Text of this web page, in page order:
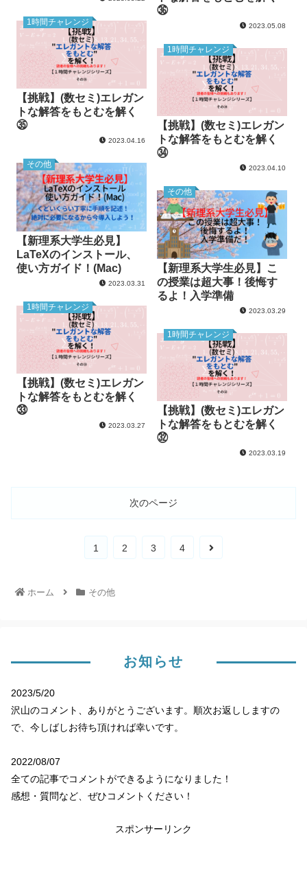
㊱
2023.05.08
1時間チャレンジ
【挑戦】(数セミ)エレガン
トな解答をもとむを解く
㉟
2023.04.16
1時間チャレンジ
【挑戦】(数セミ)エレガン
トな解答をもとむを解く
㉞
2023.04.10
その他
【新理系大学生必見】
LaTeXのインストール、
使い方ガイド！(Mac)
2023.03.31
その他
【新理系大学生必見】こ
の授業は超大事！後悔す
るよ！入学準備
2023.03.29
1時間チャレンジ
【挑戦】(数セミ)エレガン
トな解答をもとむを解く
㉝
2023.03.27
1時間チャレンジ
【挑戦】(数セミ)エレガン
トな解答をもとむを解く
㉜
2023.03.19
次のページ
1 2 3 4
ホーム その他
お知らせ
2023/5/20
沢山のコメント、ありがとうございます。順次お返ししますの
で、今しばしお待ち頂ければ幸いです。
2022/08/07
全ての記事でコメントができるようになりました！
感想・質問など、ぜひコメントください！
スポンサーリンク